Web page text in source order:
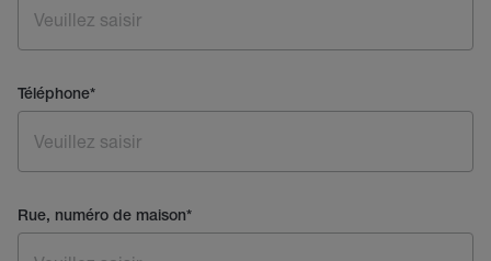
Téléphone*
Rue, numéro de maison*